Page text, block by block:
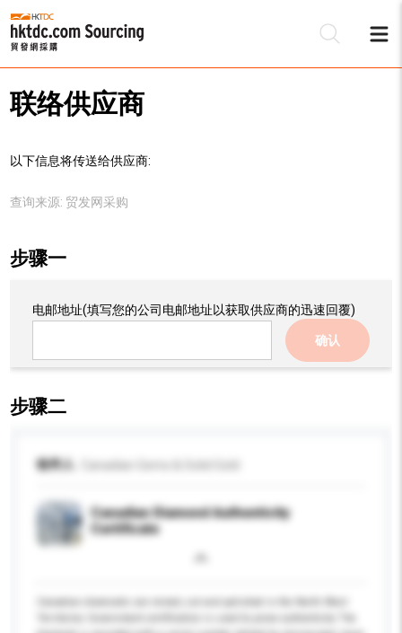
联络供应商
以下信息将传送给供应商:
查询来源: 贸发网采购
步骤一
电邮地址(填写您的公司电邮地址以获取供应商的迅速回覆)
确认
步骤二
收件人
Canadian Diamond Authenticity
Certificate